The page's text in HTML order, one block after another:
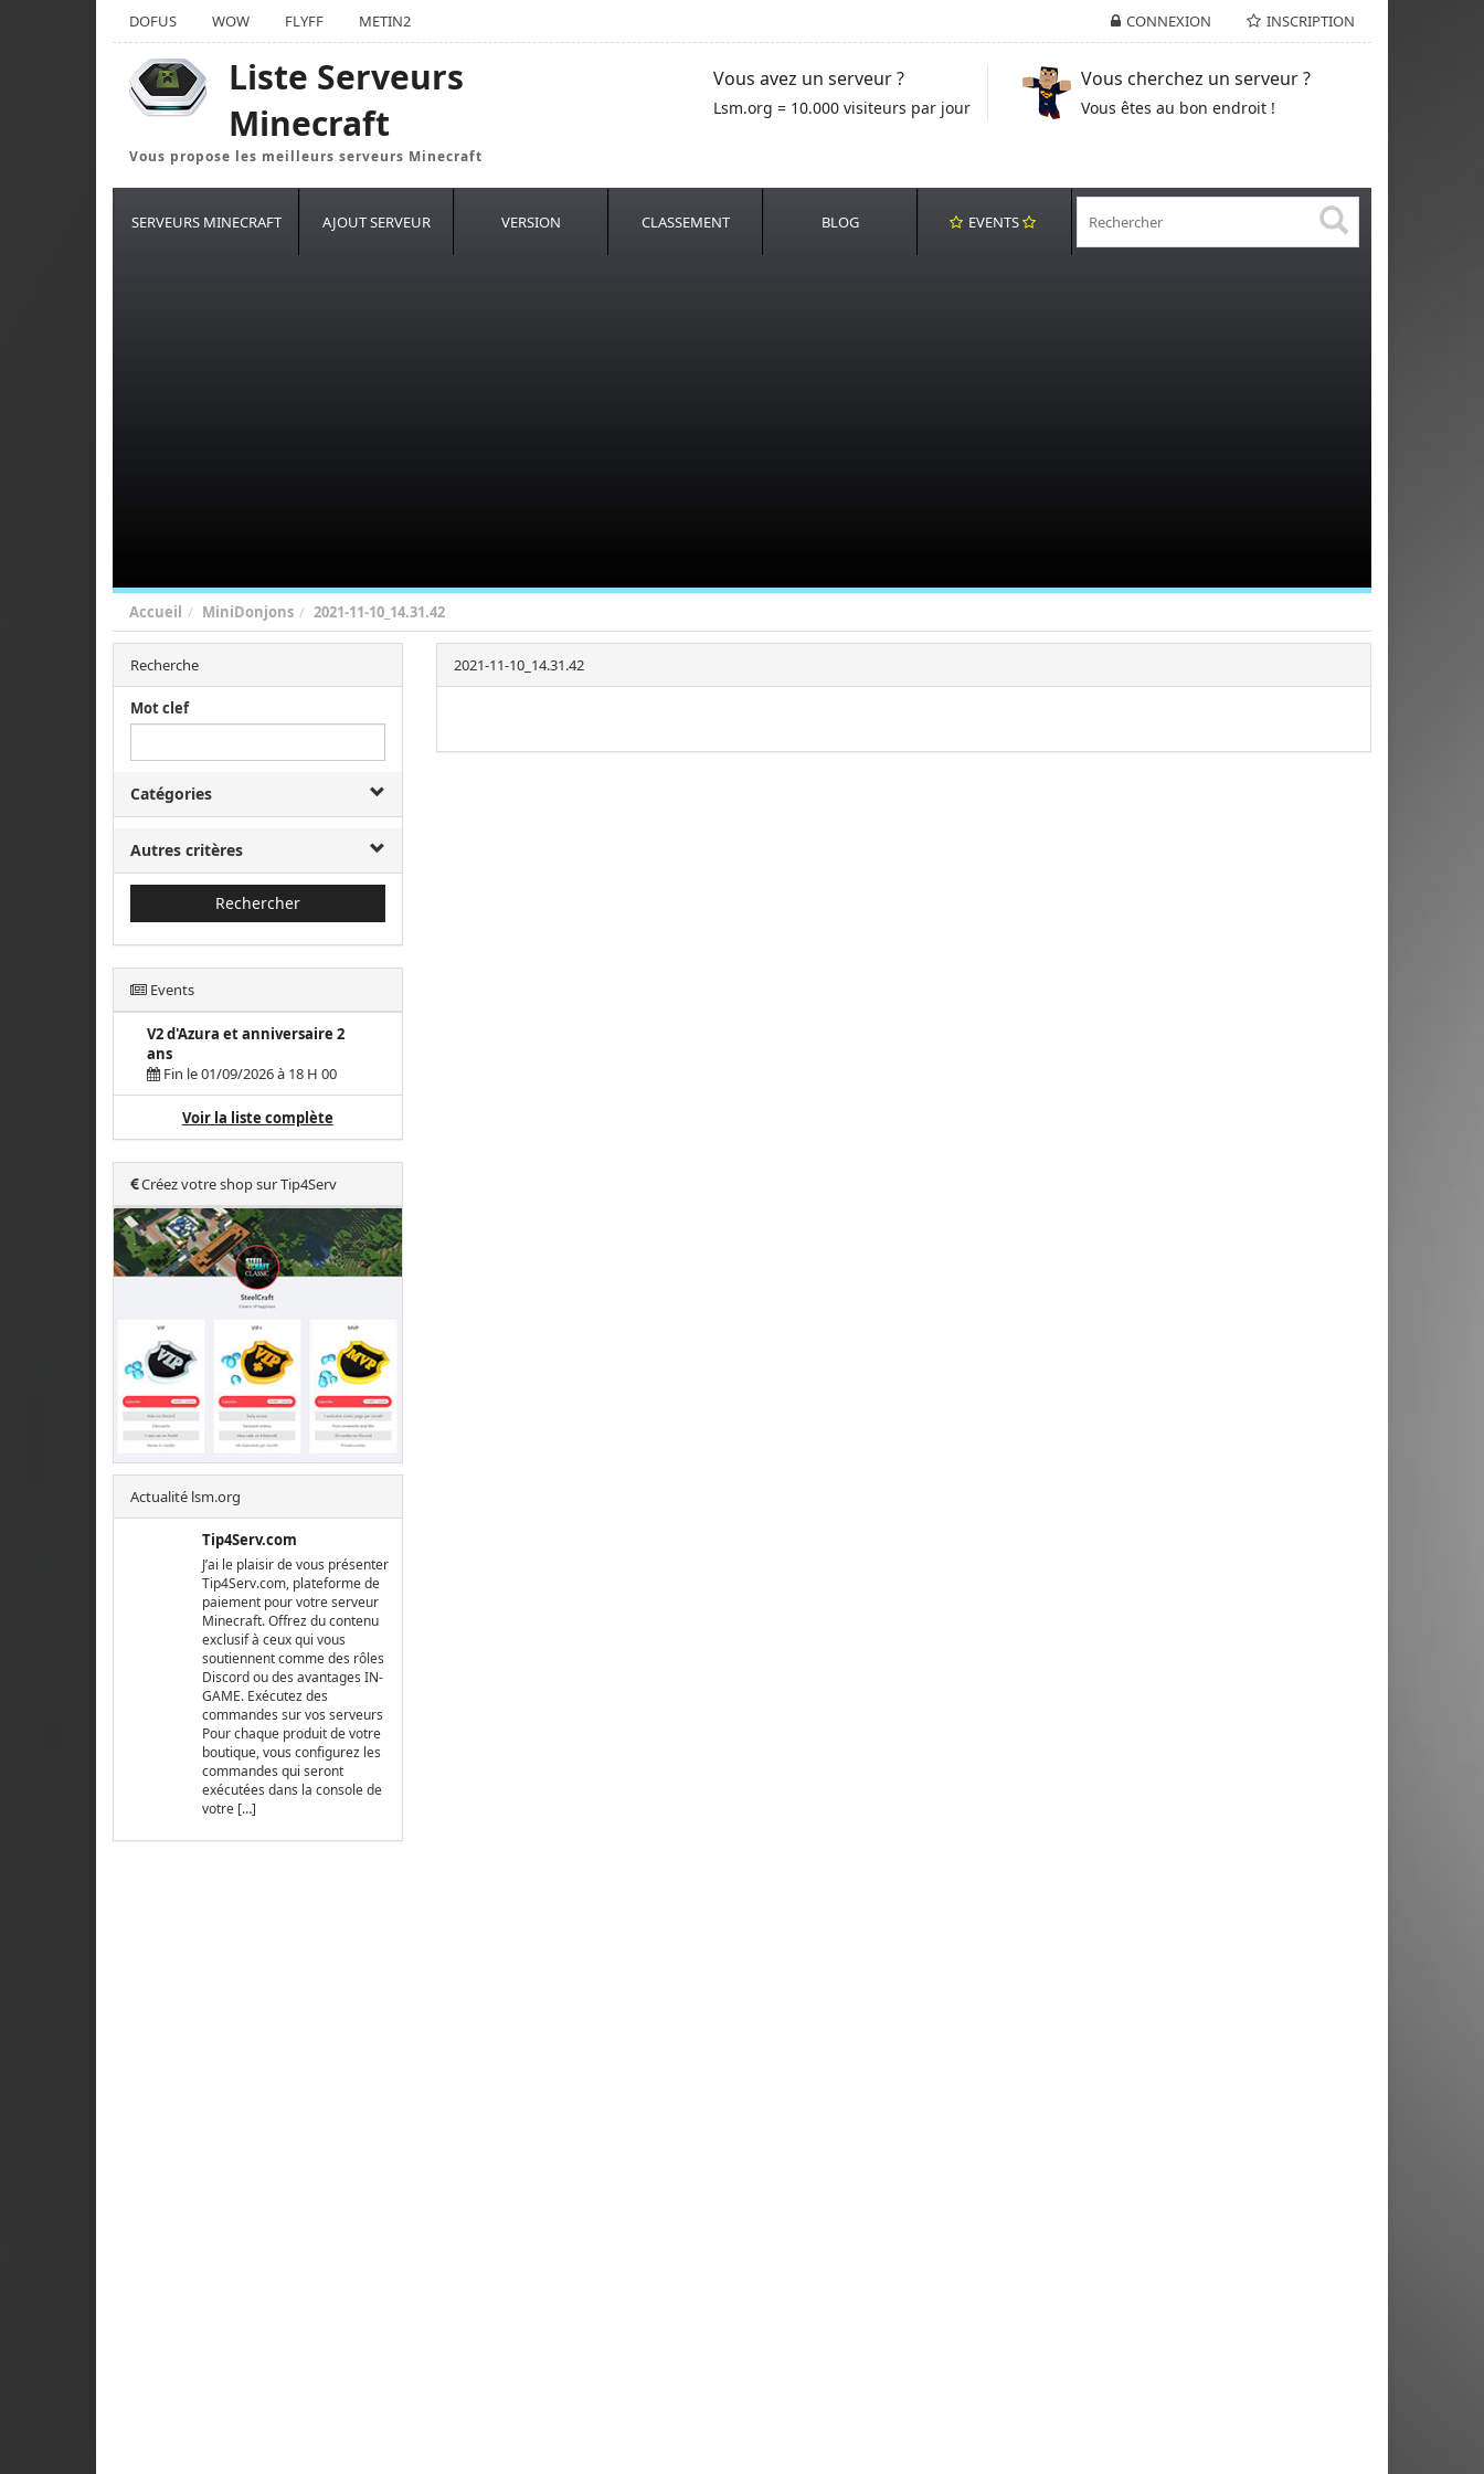
CONNEXION INSCRIPTION
DOFUS WOW FLYFF METIN2
Liste Serveurs
Minecraft
Vous propose les meilleurs serveurs Minecraft
Vous avez un serveur ?
Lsm.org = 10.000 visiteurs par jour
Vous cherchez un serveur ?
Vous êtes au bon endroit !
SERVEURS MINECRAFT AJOUT SERVEUR VERSION CLASSEMENT BLOG EVENTS
Accueil MiniDonjons 2021-11-10_14.31.42
Recherche
Mot clef
Catégories
Autres critères
Rechercher
Events
V2 d'Azura et anniversaire 2
ans
Fin le 01/09/2026 à 18 H 00
Voir la liste complète
Créez votre shop sur Tip4Serv
Actualité lsm.org
Tip4Serv.com
J’ai le plaisir de vous présenter
Tip4Serv.com, plateforme de
paiement pour votre serveur
Minecraft. Offrez du contenu
exclusif à ceux qui vous
soutiennent comme des rôles
Discord ou des avantages IN-
GAME. Exécutez des
commandes sur vos serveurs
Pour chaque produit de votre
boutique, vous configurez les
commandes qui seront
exécutées dans la console de
votre […]
2021-11-10_14.31.42